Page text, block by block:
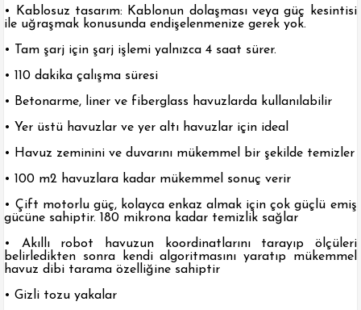
• Kablosuz tasarım: Kablonun dolaşması veya güç kesintisi
ile uğraşmak konusunda endişelenmenize gerek yok.
• Tam şarj için şarj işlemi yalnızca 4 saat sürer.
• 110 dakika çalışma süresi
• Betonarme, liner ve fiberglass havuzlarda kullanılabilir
• Yer üstü havuzlar ve yer altı havuzlar için ideal
• Havuz zeminini ve duvarını mükemmel bir şekilde temizler
• 100 m2 havuzlara kadar mükemmel sonuç verir
• Çift motorlu güç, kolayca enkaz almak için çok güçlü emiş
gücüne sahiptir. 180 mikrona kadar temizlik sağlar
• Akıllı robot havuzun koordinatlarını tarayıp ölçüleri
belirledikten sonra kendi algoritmasını yaratıp mükemmel
havuz dibi tarama özelliğine sahiptir
• Gizli tozu yakalar